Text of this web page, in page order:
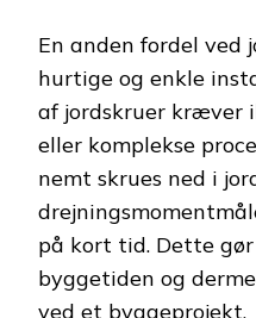
En anden fordel ved
hurtige og enkle
af jordskruer kræver
eller komplekse
nemt skrues ned i
på kort tid. Dette
byggetiden og
ved et byggeprojekt.